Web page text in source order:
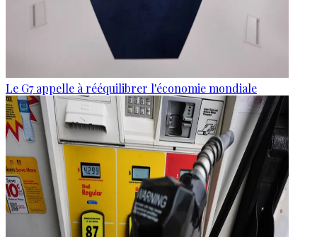
Le G7 appelle à rééquilibrer l'économie mondiale